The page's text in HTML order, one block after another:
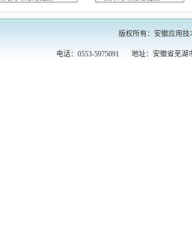
版权所有： 安徽应用技
电话：0553-5975091 地址：安徽省芜湖市